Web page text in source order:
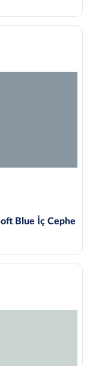
Blue İç Cephe